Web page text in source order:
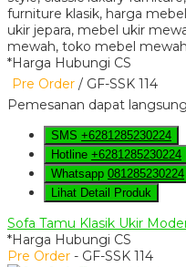
*Harga Hubungi CS
Pre Order / GF-SSK 114
Pemesanan dapat
SMS +6281285230224
Hotline +6281285230224
Whatsapp 081285230224
Lihat Detail Produk
Sofa Tamu Klasik Ukir
*Harga Hubungi CS
Pre Order - GF-SSK 114